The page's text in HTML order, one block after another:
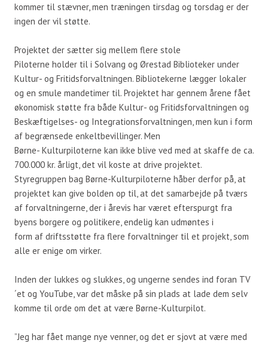
kommer til stævner, men træningen tirsdag og torsdag er der
ingen der vil støtte.
Projektet der sætter sig mellem flere stole
Piloterne holder til i Solvang og Ørestad Biblioteker under
Kultur- og Fritidsforvaltningen. Bibliotekerne lægger lokaler
og en smule mandetimer til. Projektet har gennem årene fået
økonomisk støtte fra både Kultur- og Fritidsforvaltningen og
Beskæftigelses- og Integrationsforvaltningen, men kun i form
af begrænsede enkeltbevillinger. Men
Børne- Kulturpiloterne kan ikke blive ved med at skaffe de ca.
700.000 kr. årligt, det vil koste at drive projektet.
Styregruppen bag Børne-Kulturpiloterne håber derfor på, at
projektet kan give bolden op til, at det samarbejde på tværs
af forvaltningerne, der i årevis har været efterspurgt fra
byens borgere og politikere, endelig kan udmøntes i
form af driftsstøtte fra flere forvaltninger til et projekt, som
alle er enige om virker.
Inden der lukkes og slukkes, og ungerne sendes ind foran TV
´et og YouTube, var det måske på sin plads at lade dem selv
komme til orde om det at være Børne-Kulturpilot.
”Jeg har fået mange nye venner, og det er sjovt at være med